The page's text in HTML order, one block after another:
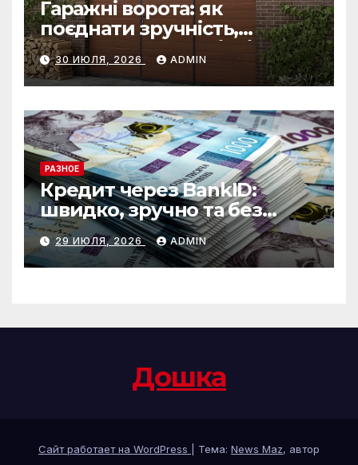
Гаражні ворота: як
поєднати зручність,
безпеку та довговічність
30 ИЮЛЯ, 2026 ADMIN
РАЗНОЕ
Кредит через BankID:
швидко, зручно та без
зайвих формальностей
29 ИЮЛЯ, 2026 ADMIN
Дошка
Сайт работает на WordPress Тема: News Maz, автор